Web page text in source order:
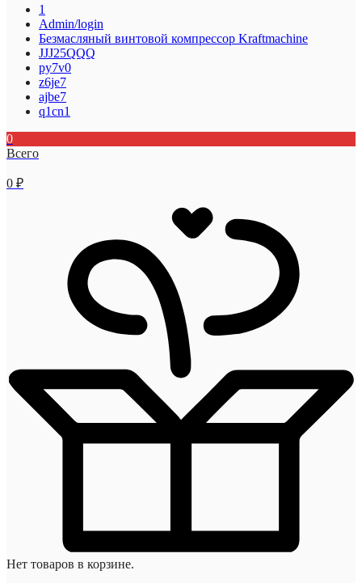
1
Admin/login
Безмасляный винтовой компрессор Kraftmaсhine
JJJ25QQQ
py7v0
z6je7
ajbe7
q1cn1
0
Всего
0 ₽
Нет товаров в корзине.